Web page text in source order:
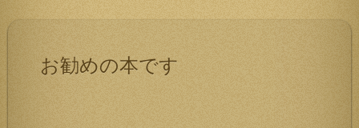
お勧めの本です